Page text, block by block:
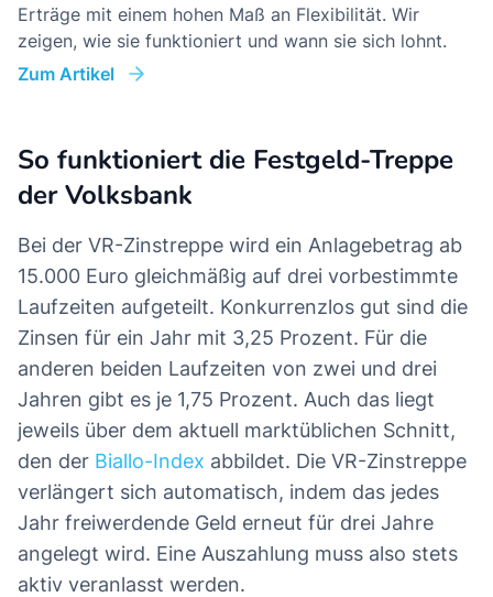
Erträge mit einem hohen Maß an Flexibilität. Wir
zeigen, wie sie funktioniert und wann sie sich lohnt.
Zum Artikel
So funktioniert die Festgeld-Treppe
der Volksbank
Bei der VR-Zinstreppe wird ein Anlagebetrag ab
15.000 Euro gleichmäßig auf drei vorbestimmte
Laufzeiten aufgeteilt. Konkurrenzlos gut sind die
Zinsen für ein Jahr mit 3,25 Prozent. Für die
anderen beiden Laufzeiten von zwei und drei
Jahren gibt es je 1,75 Prozent. Auch das liegt
jeweils über dem aktuell marktüblichen Schnitt,
den der Biallo-Index abbildet. Die VR-Zinstreppe
verlängert sich automatisch, indem das jedes
Jahr freiwerdende Geld erneut für drei Jahre
angelegt wird. Eine Auszahlung muss also stets
aktiv veranlasst werden.